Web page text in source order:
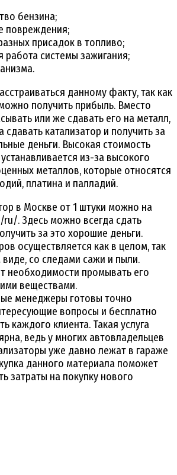
бензина;
повреждения;
присадок в топливо;
работа системы зажигания;
данному факту, так как
получить прибыль. Вместо
или же сдавать его на металл,
сдавать катализатор и получить за
деньги. Высокая стоимость
из-за высокого
металлов, которые относятся
платина и палладий.
в Москве от 1 штуки можно на
. Здесь можно всегда сдать
за это хорошие деньги.
осуществляется как в целом, так
со следами сажи и пыли.
необходимости промывать его
веществами.
менеджеры готовы точно
вопросы и бесплатно
каждого клиента. Такая услуга
ведь у многих автовладельцев
уже давно лежат в гараже
данного материала поможет
затраты на покупку нового